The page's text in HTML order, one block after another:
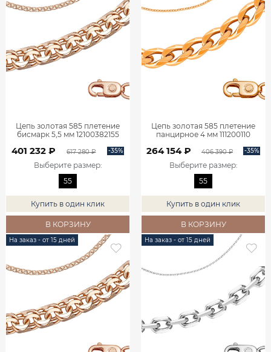
Цепь золотая 585 плетение
бисмарк 5,5 мм 12100382155
401 232 ₽ 617 280 ₽ -35%
Выберите размер:
55
Купить в один клик
В КОРЗИНУ
Цепь золотая 585 плетение
панцирное 4 мм 111200110
264 154 ₽ 406 390 ₽ -35%
Выберите размер:
55
Купить в один клик
В КОРЗИНУ
На заказ - от 15 дней На заказ - от 15 дней